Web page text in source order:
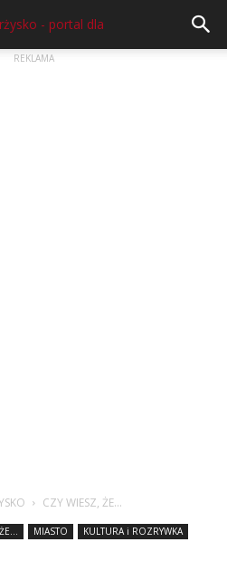
REKLAMA
CZY WIESZ, ŻE...
MIASTO
KULTURA i ROZRYWKA